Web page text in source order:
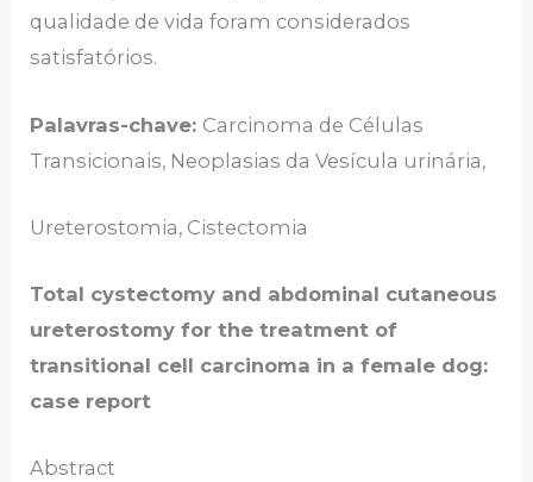
qualidade de vida foram considerados
satisfatórios.
Palavras-chave: Carcinoma de Células
Transicionais, Neoplasias da Vesícula urinária,
Ureterostomia, Cistectomia
Total cystectomy and abdominal cutaneous
ureterostomy for the treatment of
transitional cell carcinoma in a female dog:
case report
Abstract